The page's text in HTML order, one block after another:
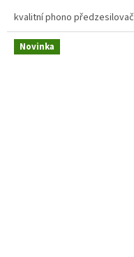
kvalitní phono předzesilovač
Novinka